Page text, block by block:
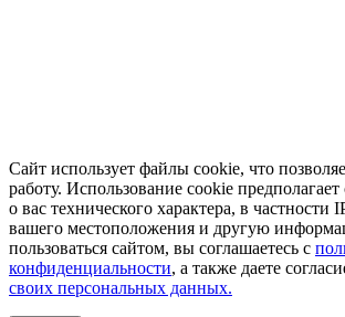
Сайт использует файлы cookie, что
работу. Использование cookie
о вас технического характера, в частности
вашего местоположения и другую
пользоваться сайтом, вы соглашаетесь с
конфиденциальности, а также даете
своих персональных данных.